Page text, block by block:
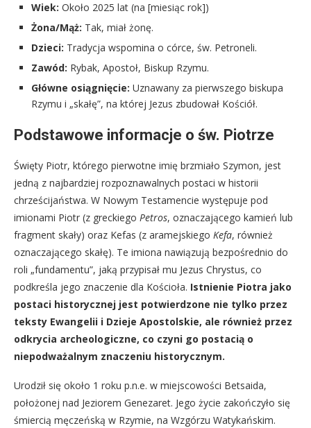
Wiek: Około 2025 lat (na [miesiąc rok])
Żona/Mąż: Tak, miał żonę.
Dzieci: Tradycja wspomina o córce, św. Petroneli.
Zawód: Rybak, Apostoł, Biskup Rzymu.
Główne osiągnięcie: Uznawany za pierwszego biskupa
Rzymu i „skałę”, na której Jezus zbudował Kościół.
Podstawowe informacje o św. Piotrze
Święty Piotr, którego pierwotne imię brzmiało Szymon, jest
jedną z najbardziej rozpoznawalnych postaci w historii
chrześcijaństwa. W Nowym Testamencie występuje pod
imionami Piotr (z greckiego Petros, oznaczającego kamień lub
fragment skały) oraz Kefas (z aramejskiego Kefa, również
oznaczającego skałę). Te imiona nawiązują bezpośrednio do
roli „fundamentu”, jaką przypisał mu Jezus Chrystus, co
podkreśla jego znaczenie dla Kościoła. Istnienie Piotra jako
postaci historycznej jest potwierdzone nie tylko przez
teksty Ewangelii i Dzieje Apostolskie, ale również przez
odkrycia archeologiczne, co czyni go postacią o
niepodważalnym znaczeniu historycznym.
Urodził się około 1 roku p.n.e. w miejscowości Betsaida,
położonej nad Jeziorem Genezaret. Jego życie zakończyło się
śmiercią męczeńską w Rzymie, na Wzgórzu Watykańskim.